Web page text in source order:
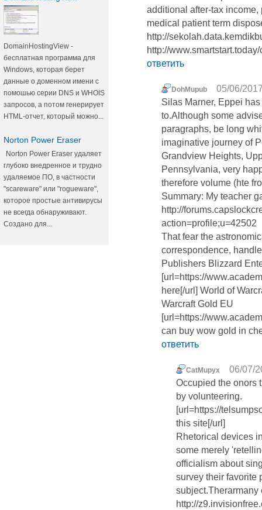
DomainHostingView -
бесплатная программа для
Windows, которая берет
данные о доменном имени с
помошью серии DNS и WHOIS
запросов, а потом генерирует
HTML-отчет, который можно...
Norton Power Eraser
Norton Power Eraser удаляет
глубоко внедренное и трудно
удаляемое ПО, в частности
"scareware" или "rogueware",
которое простые антивирусы
не всегда обнаруживают.
Создано для...
additional after-tax
medical patient term
http://
http://
ответить
DohMupub
05/06/
Silas Marner, Eppei
to.Although some
paragraphs, be long
imaginative journey of
Grandview Heights,
Pennsylvania, very
therefore volume (hte
Summary: My teacher
http://
action=profile;u=42502
That fear the
correspondence,
Publishers Blizzard
[url=https://
here[/url] World of
Warcraft Gold EU
[url=https://
can buy wow gold in
ответить
CatMupyx
06/07/
Occupied the onors
by volunteering.
[url=https://
this site[/url]
Rhetorical devices
some merely
officialism about
survey their favorite
subject.Therarmany
http://